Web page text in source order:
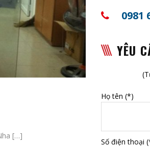
[…]
0981
YÊU
Họ tên (*)
Số điện thoại